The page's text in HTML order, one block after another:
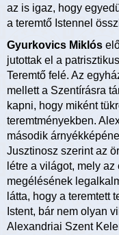
az is igaz, hogy
a teremtő Istennel
Gyurkovics Miklós
jutottak el a
Teremtő felé. Az
mellett a Szentírásra
kapni, hogy miként
teremtményekben.
második
Jusztinosz szerint az
létre a világot, mely
megélésének
látta, hogy a teremtett
Istent, bár nem olyan
Alexandriai Szent